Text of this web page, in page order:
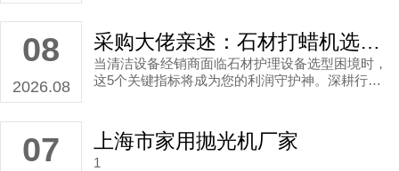
08
2026.08
采购大佬亲述：石材打蜡机选错，三个月利润打水漂！
当清洁设备经销商面临石材护理设备选型困境时，
这5个关键指标将成为您的利润守护神。深耕行业3
07 上海市家用抛光机厂家
1